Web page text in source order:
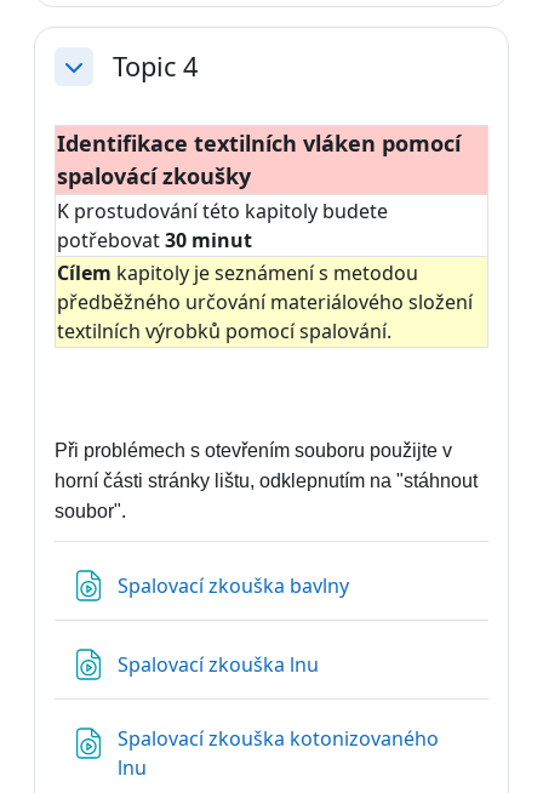
Sbalit Topic 4
Identifikace textilních vláken pomocí
spalovácí zkoušky
K prostudování této kapitoly budete
potřebovat30 minut
Cílem kapitoly je seznámení s metodou
předběžného určování materiálového složení
textilních výrobků pomocí spalování.
Při problémech s otevřením souboru použijte v
horní části stránky lištu, odklepnutím na "stáhnout
soubor".
Spalovací zkouška bavlny
Spalovací zkouška lnu
Spalovací zkouška kotonizovaného
lnu